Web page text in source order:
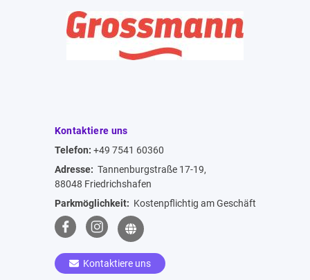
Kontaktiere uns
Telefon: +49 7541 60360
Adresse: Tannenburgstraße 17-19,
88048 Friedrichshafen
Parkmöglichkeit: Kostenpflichtig am Geschäft
Kontaktiere uns